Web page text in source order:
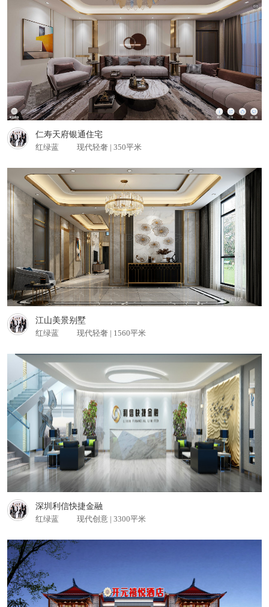
仁寿天府银通住宅
红绿蓝 现代轻奢 | 350平米
江山美景别墅 别墅
查看更多
江山美景别墅
红绿蓝 现代轻奢 | 1560平米
深圳利信快捷金融 商业办公
查看更多
深圳利信快捷金融
红绿蓝 现代创意 | 3300平米
开元禧悦酒店 餐饮酒店
查看更多
《龙玺台别墅》经典欧式奢华 别墅